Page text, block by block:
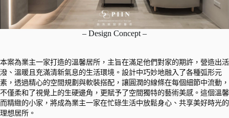
– Design Concept –
本案為業主一家打造的溫馨居所，主旨在滿足他們對家的期許，營造出活
潑、溫暖且充滿清新氣息的生活環境。設計中巧妙地融入了各種弧形元
素，透過精心的空間規劃與軟裝搭配，讓圓潤的線條在每個細節中流動，
不僅柔和了視覺上的生硬邊角，更賦予了空間獨特的藝術美感。這個溫馨
而精緻的小家，將成為業主一家在忙碌生活中放鬆身心、共享美好時光的
理想居所。